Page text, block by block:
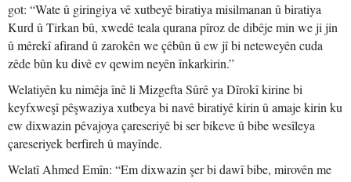
got: “Wate û giringiya vê xutbeyê biratiya misilmanan û biratiya
Kurd û Tirkan bû, xwedê teala qurana pîroz de dibêje min we ji jin
û mêrekî afirand û zarokên we çêbûn û ew jî bi neteweyên cuda
zêde bûn ku divê ev qewim neyên înkarkirin.”
Welatiyên ku nimêja înê li Mizgefta Sûrê ya Dîrokî kirine bi
keyfxweşî pêşwaziya xutbeya bi navê biratiyê kirin û amaje kirin ku
ew dixwazin pêvajoya çareseriyê bi ser bikeve û bibe wesîleya
çareseriyek berfireh û mayînde.
Welatî Ahmed Emîn: “Em dixwazin şer bi dawî bibe, mirovên me